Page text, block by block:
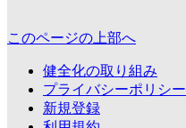
このページの上部へ
健全化の取り組み
プライバシーポリシー
新規登録